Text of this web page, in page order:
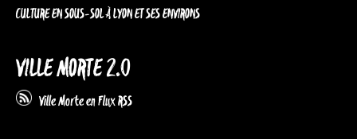
CULTURE EN SOUS-SOL À LYON ET SES ENVIRONS
VILLE MORTE 2.0
Ville Morte en Flux RSS